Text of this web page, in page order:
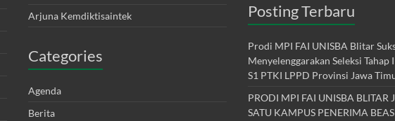
Arjuna Kemdiktisaintek
Categories
Agenda
Berita
Posting Terbaru
Prodi MPI FAI UNISBA Blitar
Menyelenggarakan Seleksi Tahap
S1 PTKI LPPD Provinsi Jawa
PRODI MPI FAI UNISBA BLITAR
SATU KAMPUS PENERIMA